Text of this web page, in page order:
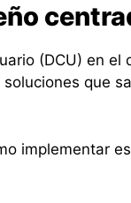
(DCU) en el
que
implementar